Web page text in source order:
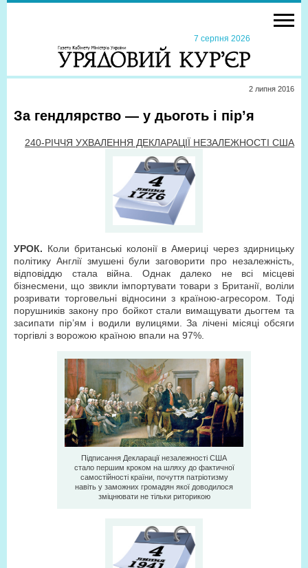
7 серпня 2026
2 липня 2016
За гендлярство — у дьоготь і пір’я
240-РІЧЧЯ УХВАЛЕННЯ ДЕКЛАРАЦІЇ НЕЗАЛЕЖНОСТІ США
УРОК. Коли британські колонії в Америці через здирницьку
політику Англії змушені були заговорити про незалежність,
відповіддю стала війна. Однак далеко не всі місцеві
бізнесмени, що звикли імпортувати товари з Британії, воліли
розривати торговельні відносини з країною-агресором. Тоді
порушників закону про бойкот стали вимащувати дьогтем та
засипати пір’ям і водили вулицями. За лічені місяці обсяги
торгівлі з ворожою країною впали на 97%.
Підписання Декларації незалежності США
стало першим кроком на шляху до фактичної
самостійності країни, почуття патріотизму
навіть у заможних громадян якої доводилося
зміцнювати не тільки риторикою